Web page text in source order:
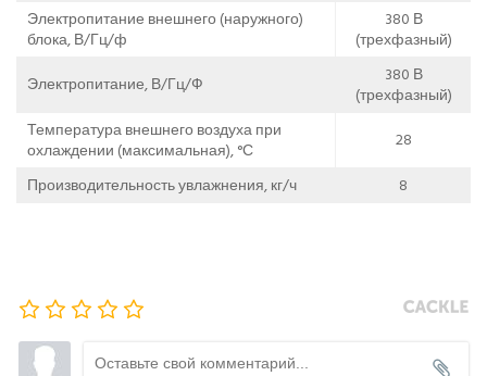
Электропитание внешнего (наружного)
блока, В/Гц/ф
380 В
(трехфазный)
Электропитание, В/Гц/Ф
380 В
(трехфазный)
Температура внешнего воздуха при
охлаждении (максимальная), °С
28
Производительность увлажнения, кг/ч
8